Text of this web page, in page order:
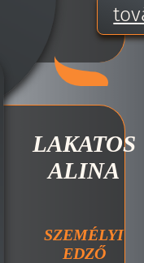
LAKATOS
ALINA
SZEMÉLYI
EDZŐ